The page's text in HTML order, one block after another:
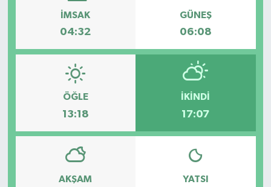
İMSAK
04:32
GÜNEŞ
06:08
ÖĞLE
13:18
İKINDI
17:07
AKŞAM YATSI
Sağlık
Sinemalar
Siyaset
Türkiye